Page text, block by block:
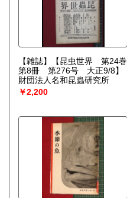
【雑誌】【昆虫世界 第24巻
第8冊 第276号 大正9/8】
財団法人名和昆蟲研究所
￥2,200